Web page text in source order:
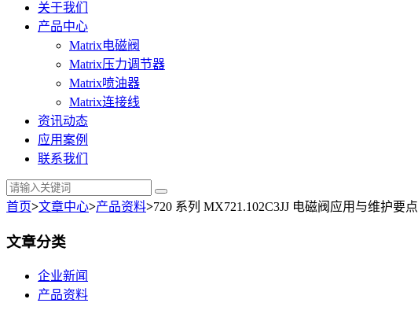
关于我们
产品中心
Matrix电磁阀
Matrix压力调节器
Matrix喷油器
Matrix连接线
资讯动态
应用案例
联系我们
首页>文章中心>产品资料>720 系列 MX721.102C3JJ 电磁阀应用与维护要点
文章分类
企业新闻
产品资料